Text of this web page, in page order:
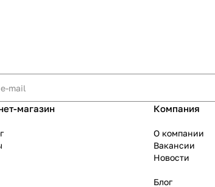
магазин Компания
О компании
Вакансии
Новости
Блог